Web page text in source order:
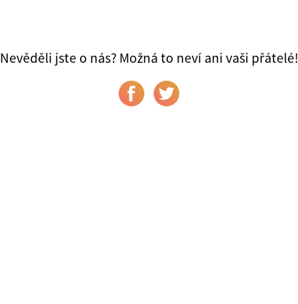
Nevěděli jste o nás? Možná to neví ani vaši přátelé!